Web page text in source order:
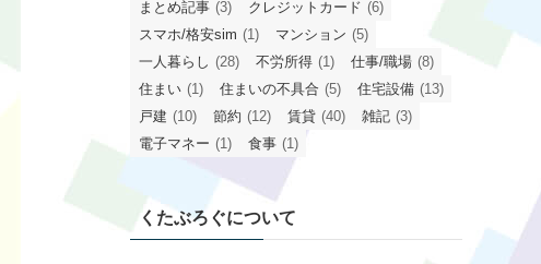
まとめ記事 (3) クレジットカード (6)
スマホ/格安sim (1) マンション (5)
一人暮らし (28) 不労所得 (1) 仕事/職場 (8)
住まい (1) 住まいの不具合 (5) 住宅設備 (13)
戸建 (10) 節約 (12) 賃貸 (40) 雑記 (3)
電子マネー (1) 食事 (1)
くたぶろぐについて